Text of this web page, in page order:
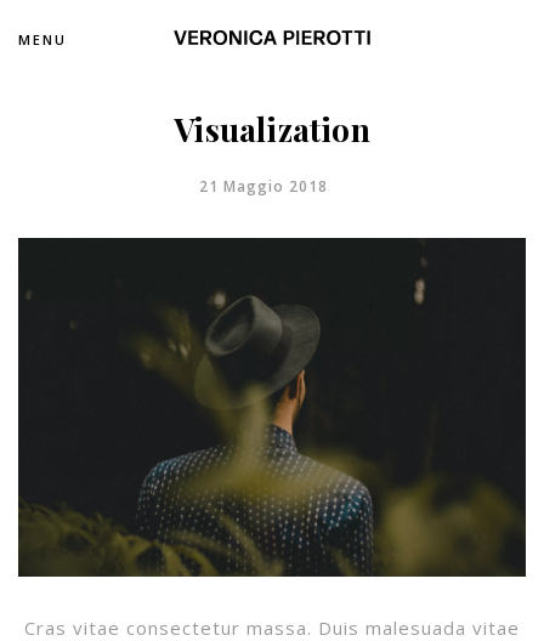
MENU
Visualization
21 Maggio 2018
Cras vitae consectetur massa. Duis malesuada vitae